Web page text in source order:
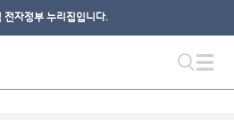
전자정부 누리집입니다.